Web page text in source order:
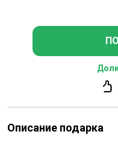
Описание подарка